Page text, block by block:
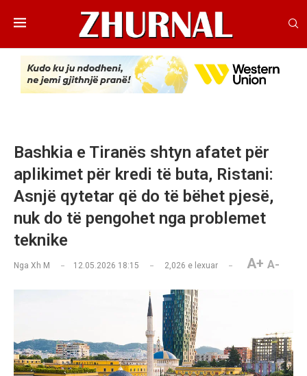
Bashkia e Tiranës shtyn afatet për
aplikimet për kredi të buta, Ristani:
Asnjë qytetar që do të bëhet pjesë,
nuk do të pengohet nga problemet
teknike
Nga Xh M 12.05.2026 18:15 2,026 e lexuar A+ A-